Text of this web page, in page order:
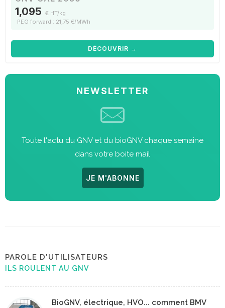
1,095 € HT/kg
PEG forward : 21,75 €/MWh
DÉCOUVRIR →
NEWSLETTER
Toute l'actu du GNV et du bioGNV chaque semaine
dans votre boite mail
JE M'ABONNE
PAROLE D'UTILISATEURS
ILS ROULENT AU GNV
BioGNV, électrique, HVO... comment BMV